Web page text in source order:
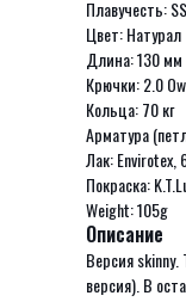
Плавучесть:
Цвет: Натурал
Длина: 130 мм
Крючки: 2.0
Кольца: 70 кг
Арматура
Лак: Envirotex,
Покраска:
Weight: 105g
Описание
Версия
версия). В